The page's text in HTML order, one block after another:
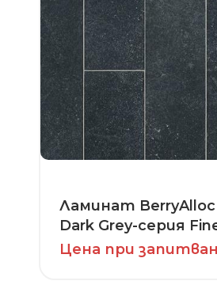
Ламинат BerryAlloc
Dark Grey-серия
Цена при